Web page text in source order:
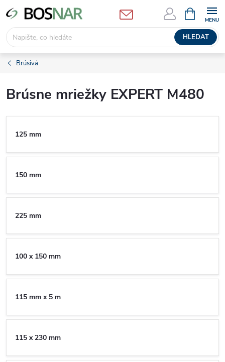
Přejít
na
obsah
HLEDAT
NÁKUPNÍ
KOŠÍK
Brúsivá
Brúsne mriežky EXPERT M480
125 mm
150 mm
225 mm
100 x 150 mm
115 mm x 5 m
115 x 230 mm